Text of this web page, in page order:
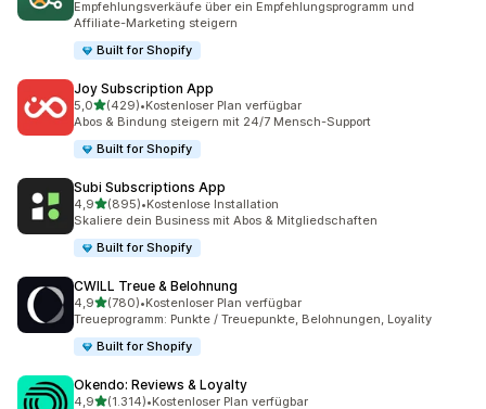
Empfehlungsverkäufe über ein Empfehlungsprogramm und
Affiliate-Marketing steigern
Built for Shopify
Joy Subscription App
5,0von 5 Sternen
(429)
429 Rezensionen insgesamt
•Kostenloser Plan verfügbar
Abos & Bindung steigern mit 24/7 Mensch-Support
Built for Shopify
Subi Subscriptions App
4,9von 5 Sternen
(895)
895 Rezensionen insgesamt
•Kostenlose Installation
Skaliere dein Business mit Abos & Mitgliedschaften
Built for Shopify
CWILL Treue & Belohnung
4,9von 5 Sternen
(780)
780 Rezensionen insgesamt
•Kostenloser Plan verfügbar
Treueprogramm: Punkte / Treuepunkte, Belohnungen, Loyality
Built for Shopify
Okendo: Reviews & Loyalty
4,9von 5 Sternen
(1.314)•Kostenloser Plan verfügbar